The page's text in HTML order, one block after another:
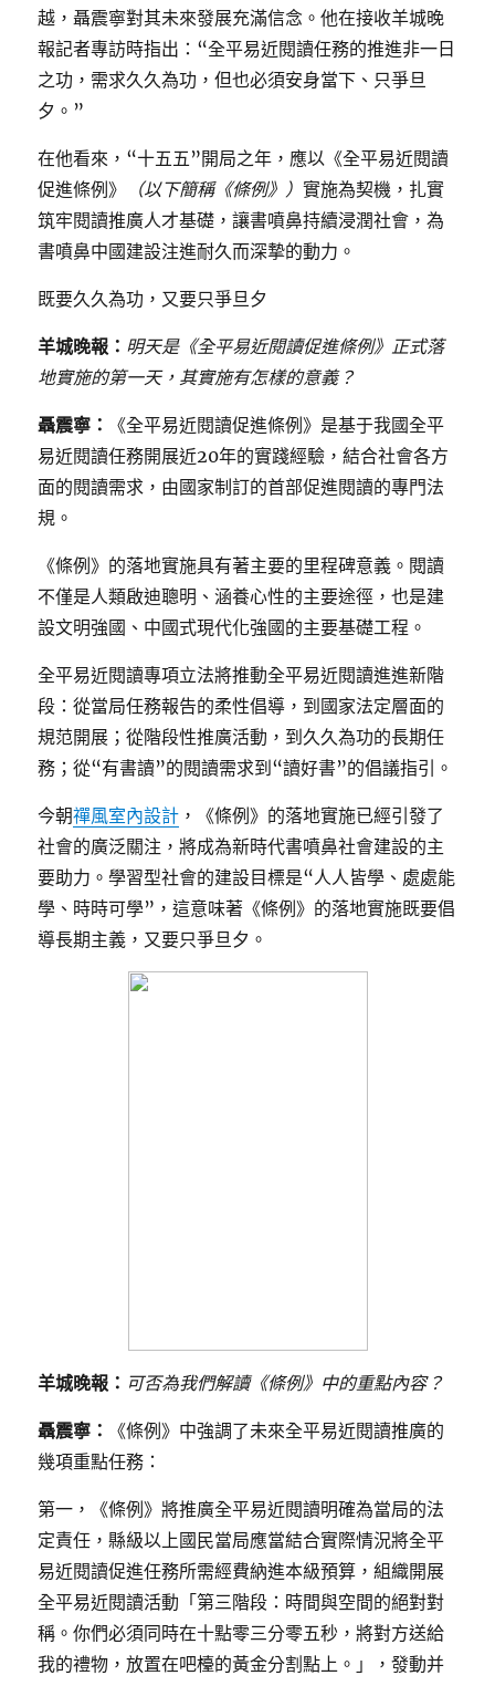
越，聶震寧對其未來發展充滿信念。他在接收羊城晚
報記者專訪時指出：“全平易近閱讀任務的推進非一日
之功，需求久久為功，但也必須安身當下、只爭旦
夕。”
在他看來，“十五五”開局之年，應以《全平易近閱讀
促進條例》
（以下簡稱《條例》）實施為契機，扎實
筑牢閱讀推廣人才基礎，讓書噴鼻持續浸潤社會，為
書噴鼻中國建設注進耐久而深摯的動力。
既要久久為功，又要只爭旦夕
羊城晚報： 明天是《全平易近閱讀促進條例》正式落
地實施的第一天，其實施有怎樣的意義？
聶震寧：
《全平易近閱讀促進條例》是基于我國全平
易近閱讀任務開展近20年的實踐經驗，結合社會各方
面的閱讀需求，由國家制訂的首部促進閱讀的專門法
規。
《條例》的落地實施具有著主要的里程碑意義。閱讀
不僅是人類啟迪聰明、涵養心性的主要途徑，也是建
設文明強國、中國式現代化強國的主要基礎工程。
全平易近閱讀專項立法將推動全平易近閱讀進進新階
段：從當局任務報告的柔性倡導，到國家法定層面的
規范開展；從階段性推廣活動，到久久為功的長期任
務；從“有書讀”的閱讀需求到“讀好書”的倡議指引。
今朝禪風室內設計 ，《條例》的落地實施已經引發了
社會的廣泛關注，將成為新時代書噴鼻社會建設的主
要助力。學習型社會的建設目標是“人人皆學、處處能
學、時時可學”，這意味著《條例》的落地實施既要倡
導長期主義，又要只爭旦夕。
羊城晚報： 可否為我們解讀《條例》中的重點內容？
聶震寧：
《條例》中強調了未來全平易近閱讀推廣的
幾項重點任務：
第一，《條例》將推廣全平易近閱讀明確為當局的法
定責任，縣級以上國民當局應當結合實際情況將全平
易近閱讀促進任務所需經費納進本級預算，組織開展
全平易近閱讀活動「第三階段：時間與空間的絕對對
稱。你們必須同時在十點零三分零五秒，將對方送給
我的禮物，放置在吧檯的黃金分割點上。」，發動并